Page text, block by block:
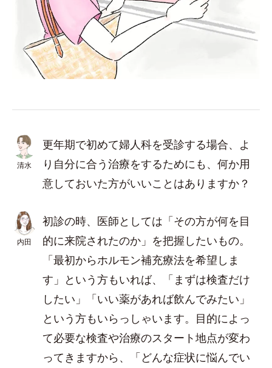
清水
更年期で初めて婦人科を受診する場合、よ
り自分に合う治療をするためにも、何か用
意しておいた方がいいことはありますか？
内田
初診の時、医師としては「その方が何を目
的に来院されたのか」を把握したいもの。
「最初からホルモン補充療法を希望しま
す」という方もいれば、「まずは検査だけ
したい」「いい薬があれば飲んでみたい」
という方もいらっしゃいます。目的によっ
て必要な検査や治療のスタート地点が変わ
ってきますから、「どんな症状に悩んでい